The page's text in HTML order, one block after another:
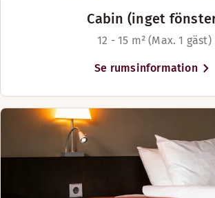
Cabin (inget
12 - 15 m² (Max. 1 gäst)
Se rumsinformation